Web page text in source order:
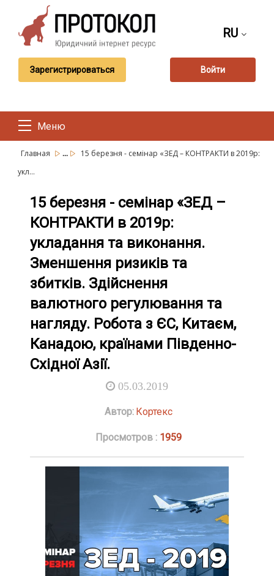
RU
Зарегистрироваться Войти
Меню
Главная ...
15 березня - семінар «ЗЕД – КОНТРАКТИ в 2019р:
укл...
15 березня - семінар «ЗЕД –
КОНТРАКТИ в 2019р:
укладання та виконання.
Зменшення ризиків та
збитків. Здійснення
валютного регулювання та
нагляду. Робота з ЄС, Китаєм,
Канадою, країнами Південно-
Східної Азії.
05.03.2019
Автор: Кортекс
Просмотров : 1959